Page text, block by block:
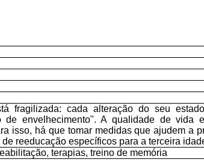
fragilizada: cada alteração do seu
de envelhecimento". A qualidade de vida
isso, há que tomar medidas que ajudem a
reeducação específicos para a terceira
terapias, treino de memória